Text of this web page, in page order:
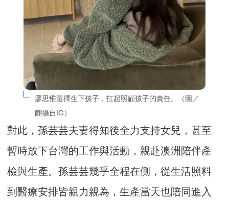
廖思惟選擇生下孩子，扛起照顧孩子的責任。（圖／
翻攝自IG）
對此，孫芸芸夫妻得知後全力支持女兒，甚至
暫時放下台灣的工作與活動，親赴澳洲陪伴產
檢與生產。孫芸芸幾乎全程在側，從生活照料
到醫療安排皆親力親為，生產當天也陪同進入